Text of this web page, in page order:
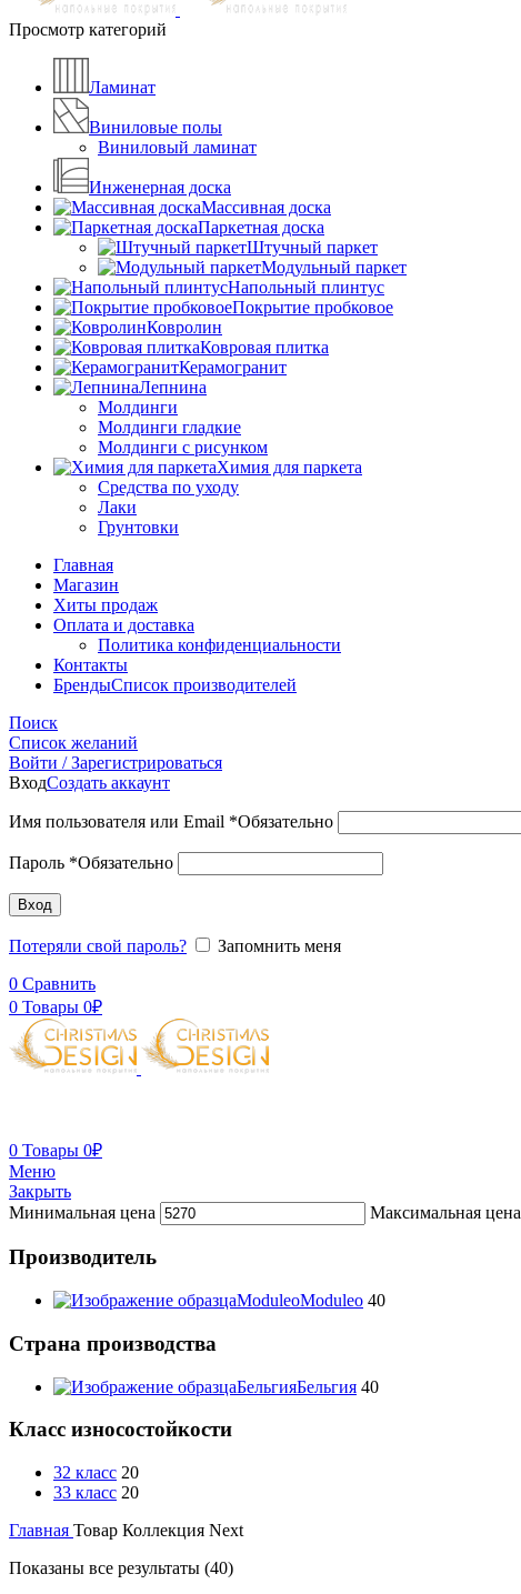
Просмотр категорий
Ламинат
Виниловые полы
Виниловый ламинат
Инженерная доска
Массивная доска
Паркетная доска
Штучный паркет
Модульный паркет
Напольный плинтус
Покрытие пробковое
Ковролин
Ковровая плитка
Керамогранит
Лепнина
Молдинги
Молдинги гладкие
Молдинги с рисунком
Химия для паркета
Средства по уходу
Лаки
Грунтовки
Главная
Магазин
Хиты продаж
Оплата и доставка
Политика конфиденциальности
Контакты
БрендыСписок производителей
Поиск
Список желаний
Войти / Зарегистрироваться
ВходСоздать аккаунт
Имя пользователя или Email *Обязательно
Пароль *Обязательно
Вход
Потеряли свой пароль?
Запомнить меня
0 Сравнить
0 Товары 0₽
0 Товары 0₽
Меню
Закрыть
Минимальная цена
Максимальная цена
Производитель
ModuleoModuleo 40
Страна производства
БельгияБельгия 40
Класс износостойкости
32 класс 20
33 класс 20
Главная Товар Коллекция Next
Показаны все результаты (40)